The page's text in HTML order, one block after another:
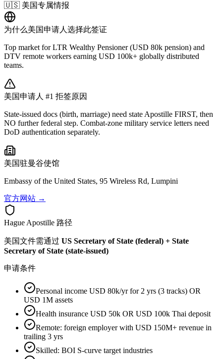
🇺🇸 美国专属情报
为什么美国申请人选择此签证
Top market for LTR Wealthy Pensioner (USD 80k pension) and
DTV remote workers earning USD 100k+ globally distributed
teams.
美国申请人 #1 拒签原因
State-issued docs (birth, marriage) need state Apostille FIRST, then
NO further federal step. Combat-zone military service letters need
DoD authentication separately.
美国驻曼谷使馆
Embassy of the United States, 95 Wireless Rd, Lumpini
官方网站 →
Hague Apostille 路径
美国文件需通过 US Secretary of State (federal) + State
Secretary of State (state-issued)
申请条件
Personal income USD 80k/yr for 2 yrs (3 tracks) OR
USD 1M assets
Health insurance USD 50k OR USD 100k Thai deposit
Remote: foreign employer with USD 150M+ revenue in
trailing 3 yrs
Skilled: BOI S-curve target industries